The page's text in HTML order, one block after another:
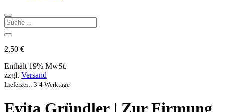
2,50 €
Enthält 19% MwSt.
zzgl. Versand
Lieferzeit: 3-4 Werktage